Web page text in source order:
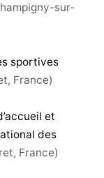
sur-
sportives
France)
et
des
France)